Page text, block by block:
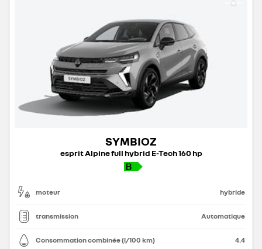
SYMBIOZ
esprit Alpine full hybrid E-Tech 160 hp
moteur hybride
transmission Automatique
Consommation combinée (l/100 km) 4.4